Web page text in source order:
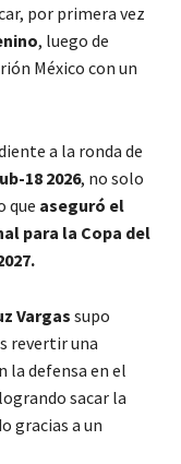
por primera vez
, luego de
México con un
a la ronda de
18 2026, no solo
que aseguró el
para la Copa del
Vargas supo
revertir una
la defensa en el
sacar la
gracias a un